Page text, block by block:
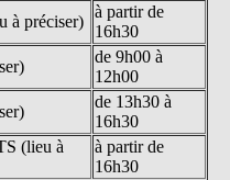
à préciser)
à partir de
16h30
de 9h00 à
12h00
de 13h30 à
16h30
(lieu à
à partir de
16h30